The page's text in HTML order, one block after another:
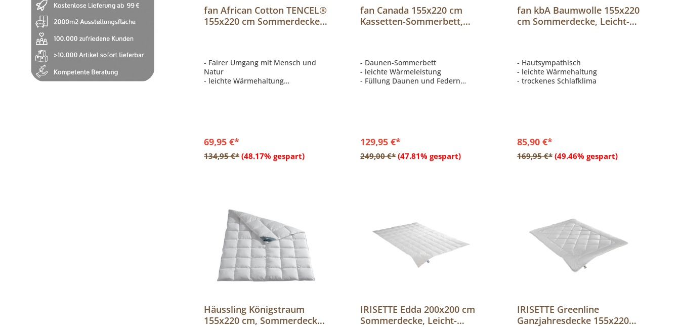
fan African Cotton TENCEL®
155x220 cm Sommerdecke,
- Fairer Umgang mit Mensch und
Natur
- leichte Wärmehaltung
69,95 €*
134,95 €* (48.17% gespart)
In den Warenkorb
fan Canada 155x220 cm
Kassetten-Sommerbett,
- Daunen-Sommerbett
- leichte Wärmeleistung
- Füllung Daunen und Federn
129,95 €*
249,00 €* (47.81% gespart)
In den Warenkorb
fan kbA Baumwolle 155x220
cm Sommerdecke, Leicht-
- Hautsympathisch
- leichte Wärmehaltung
- trockenes Schlafklima
85,90 €*
169,95 €* (49.46% gespart)
In den Warenkorb
Häussling Königstraum
155x220 cm, Sommerdecke
IRISETTE Edda 200x200 cm
Sommerdecke, Leicht-
IRISETTE Greenline
Ganzjahresdecke 155x220